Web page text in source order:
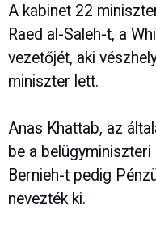
A kabinet 22
Raed al-Saleh-t, a
vezetőjét, aki
miniszter lett.
Anas Khattab, az
be a
Bernieh-t pedig
nevezték ki.